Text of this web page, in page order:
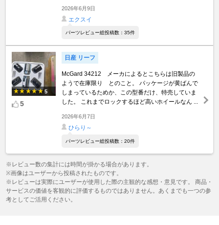
2026年6月9日
エクスイ
パーツレビュー総投稿数：35件
5
5
日産 リーフ
McGard 34212 メーカによるとこちらは旧製品の
ようで在庫限り とのこと。 パッケージが黄ばんで
しまっているためか、この型番だけ、特売していま
した。 これまでロックするほど高いホイールなん ...
2026年6月7日
ひらり～
パーツレビュー総投稿数：20件
※レビュー数の集計には時間が掛かる場合があります。
※画像はユーザーから投稿されたものです。
※レビューは実際にユーザーが使用した際の主観的な感想・意見です。 商品・
サービスの価値を客観的に評価するものではありません。あくまでも一つの参
考としてご活用ください。